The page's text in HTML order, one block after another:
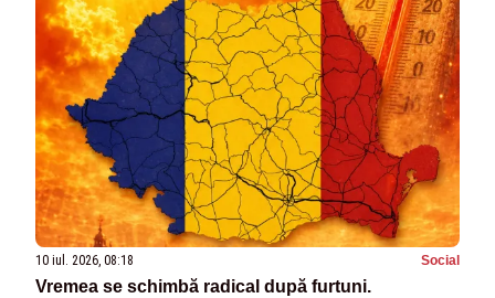
10 iul. 2026, 08:18 Social
Vremea se schimbă radical după furtuni.